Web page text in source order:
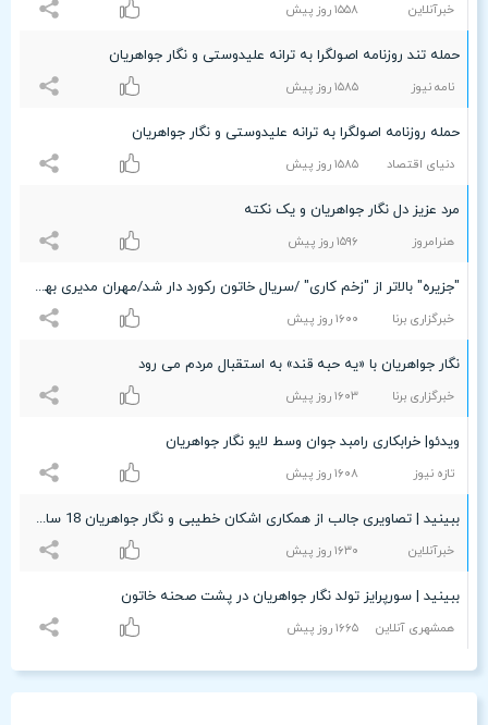
خبرآنلاین ۱۵۵۸ روز پیش
حمله تند روزنامه اصولگرا به ترانه علیدوستی و نگار جواهریان
نامه نیوز ۱۵۸۵ روز پیش
حمله روزنامه اصولگرا به ترانه علیدوستی و نگار جواهریان
دنیای اقتصاد ۱۵۸۵ روز پیش
مرد عزیز دل نگار جواهریان و یک نکته
هنرامروز ۱۵٩۶ روز پیش
"جزیره" بالاتر از "زخم کاری" /سریال خاتون رکورد دار شد/مهران مدیری بهترین بازیگر مرد و نگار جواهریان بهترین بازیگر زن سریال های 1400/ همایون شجریان رقیبی جدی برای محسن چاوشی!/ چهره ی شاخص سال کیست؟
خبرگزاری برنا ۱۶۰۰ روز پیش
نگار جواهریان با «یه حبه قند» به استقبال مردم می رود
خبرگزاری برنا ۱۶۰٣ روز پیش
ویدئو| خرابکاری رامبد جوان وسط لایو نگار جواهریان
تازه نیوز ۱۶۰۸ روز پیش
ببینید | تصاویری جالب از همکاری اشکان خطیبی و نگار جواهریان 18 سال پیش!
خبرآنلاین ۱۶٣۰ روز پیش
ببینید | سورپرایز تولد نگار جواهریان در پشت صحنه خاتون
همشهری آنلاین ۱۶۶۵ روز پیش